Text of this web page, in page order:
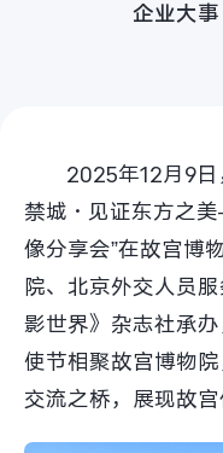
X300 Ultra
Y600 Turbo
iQOO Z11i
vivo TWS 5 Pro
企业大
2025年12月9日
禁城·见证东方之
像分享会”在故宫博
院、北京外交人员
影世界》杂志社承
使节相聚故宫博物
交流之桥，展现故